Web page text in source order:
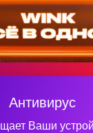
Антивирус
Ваши